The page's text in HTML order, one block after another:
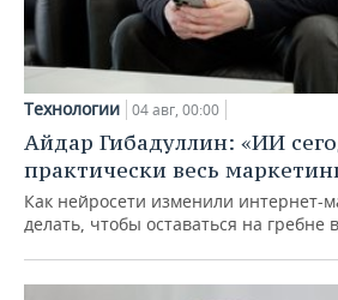
Технологии 04 авг, 00:00
Айдар Гибадуллин: «ИИ
практически весь
Как нейросети изменили интернет-
делать, чтобы оставаться на гребне